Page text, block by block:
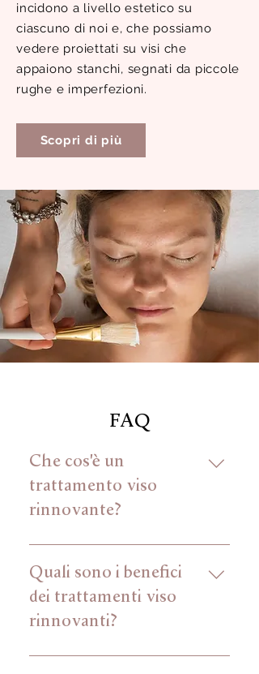
incidono a livello estetico su
ciascuno di noi e, che possiamo
vedere proiettati su visi che
appaiono stanchi, segnati da piccole
rughe e imperfezioni.
Scopri di più
FAQ
Che cos'è un
trattamento viso
rinnovante?
Un trattamento viso rinnovante è
un processo volto a migliorare la
salute e l'aspetto della pelle del
idratazione e l'uso di ingredienti
Quali sono i benefici
dei trattamenti viso
rinnovanti?
I benefici includono un